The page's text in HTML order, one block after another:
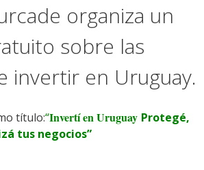
organiza un
sobre las
invertir en Uruguay.
título:“Invertí en Uruguay Protegé,
tus negocios”